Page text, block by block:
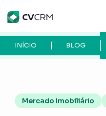
BLOG
INÍCIO
Mercado Imobiliário